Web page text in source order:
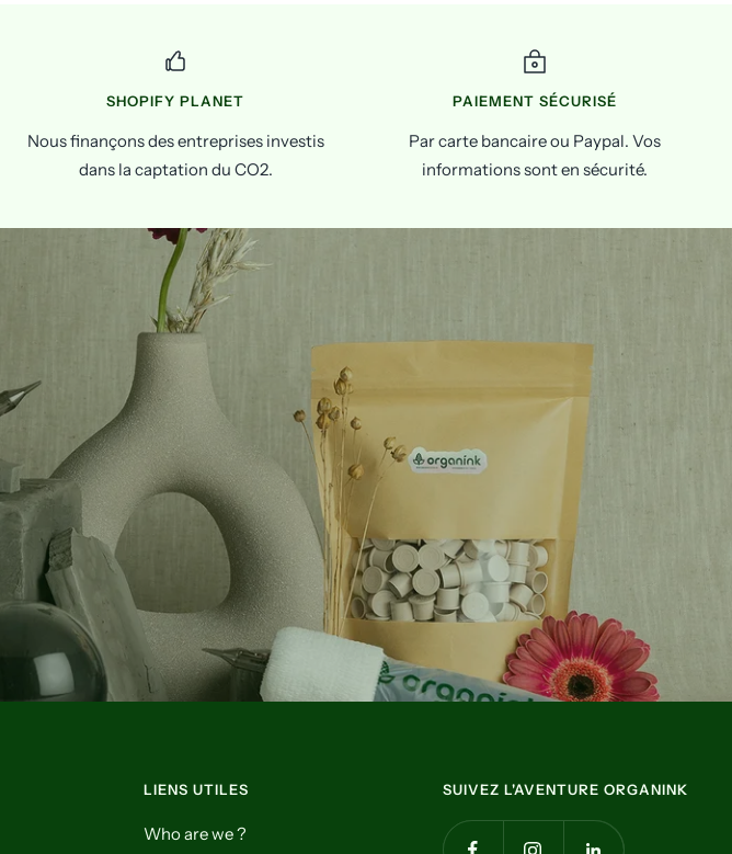
SHOPIFY PLANET
Nous finançons des entreprises investis
dans la captation du CO2.
PAIEMENT SÉCURISÉ
Par carte bancaire ou Paypal. Vos
informations sont en sécurité.
LIENS UTILES
Who are we ?
SUIVEZ L'AVENTURE ORGANINK